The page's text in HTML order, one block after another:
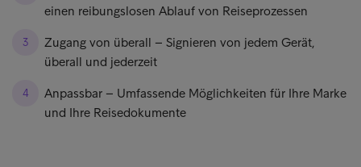
einen reibungslosen Ablauf von Reiseprozessen
Zugang von überall – Signieren von jedem Gerät,
überall und jederzeit
Anpassbar – Umfassende Möglichkeiten für Ihre Marke
und Ihre Reisedokumente